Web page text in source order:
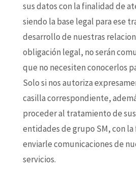
sus datos con la finalidad de
siendo la base legal para ese
desarrollo de nuestras
obligación legal, no serán
que no necesiten conocerlos
Solo si nos autoriza
casilla correspondiente,
proceder al tratamiento de
entidades de grupo SM, con
enviarle comunicaciones de
servicios.